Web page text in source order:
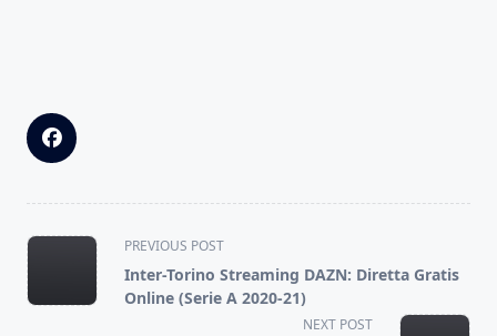
<span
class="nav-
subtitle
PREVIOUS POST
Inter-Torino Streaming DAZN: Diretta Gratis
Online (Serie A 2020-21)
NEXT POST